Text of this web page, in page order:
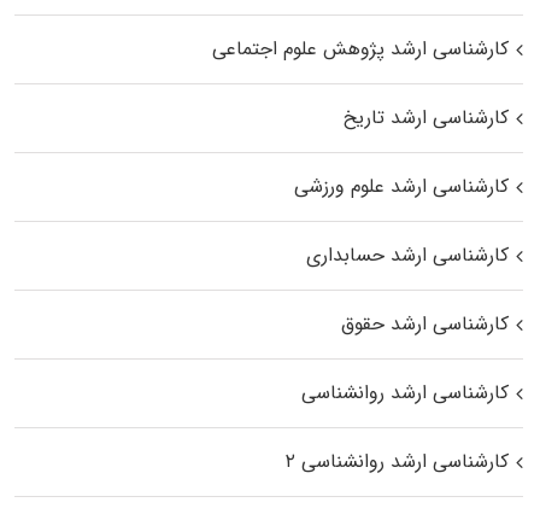
کارشناسی ارشد پژوهش علوم اجتماعی
کارشناسی ارشد تاریخ
کارشناسی ارشد علوم ورزشی
کارشناسی ارشد حسابداری
کارشناسی ارشد حقوق
کارشناسی ارشد روانشناسی
کارشناسی ارشد روانشناسی ۲